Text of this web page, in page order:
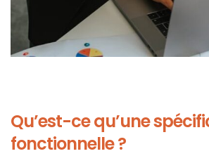
Qu’est-ce qu’une
fonctionnelle ?